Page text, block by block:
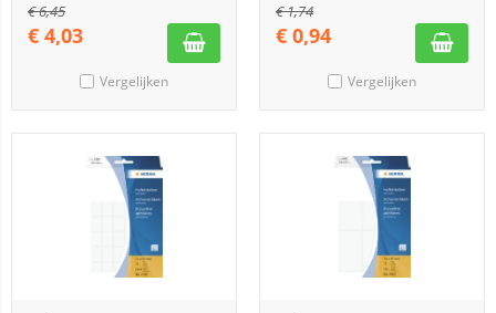
€6,45
€ 4,03
Vergelijken
€1,74
€ 0,94
Vergelijken